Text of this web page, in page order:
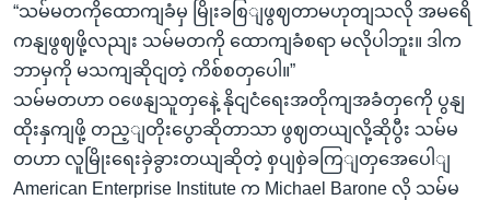
“သမ်မတကိုထောကျခံမှ မြိုးခစြျဖွဈတာမဟုတျသလို အမရေိ
ကနျဖွဈဖို့လညျး သမ်မတကို ထောကျခံစရာ မလိုပါဘူး။ ဒါက
ဘာမှကို မသကျဆိုငျတဲ့ ကိစ်စတှပေါ။”
သမ်မတဟာ ဝဖေနျသူတှနေဲ့ နိုငျငံရေးအတိုကျအခံတှကေို ပွနျ
ထိုးနှကျဖို့ တည့ျတိုးပွောဆိုတာသာ ဖွဈတယျလို့ဆိုပွီး သမ်မ
တဟာ လူမြိုးရေးခှဲခွားတယျဆိုတဲ့ စှပျစှဲခကြျတှအေပေါျ
American Enterprise Institute က Michael Barone လို သမ်မ